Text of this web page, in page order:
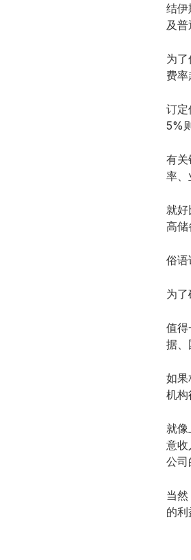
结
及
为
费率
订定
5%
有关
率、
就好
高储
俗语
为
值得
据、
如
机构
就像
意收
公司
当
的